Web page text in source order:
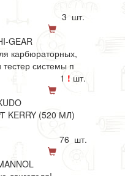
3 шт.
GEAR
карбюраторных,
системы п
1 ! шт.
(520 МЛ)
76 шт.